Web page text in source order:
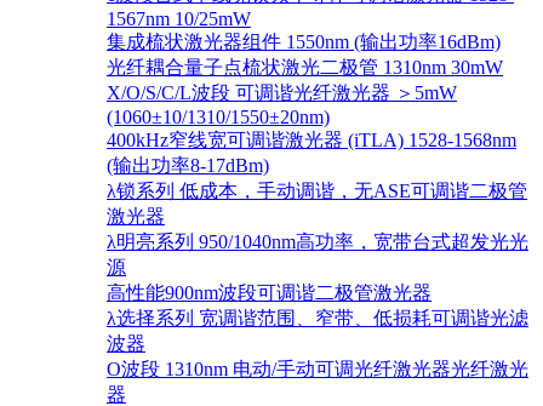
1567nm 10/25mW
集成梳状激光器组件 1550nm (输出功率16dBm)
光纤耦合量子点梳状激光二极管 1310nm 30mW
X/O/S/C/L波段 可调谐光纤激光器 ＞5mW
(1060±10/1310/1550±20nm)
400kHz窄线宽可调谐激光器 (iTLA) 1528-1568nm
(输出功率8-17dBm)
λ锁系列 低成本，手动调谐，无ASE可调谐二极管
激光器
λ明亮系列 950/1040nm高功率，宽带台式超发光光
源
高性能900nm波段可调谐二极管激光器
λ选择系列 宽调谐范围、窄带、低损耗可调谐光滤
波器
O波段 1310nm 电动/手动可调光纤激光器光纤激光
器